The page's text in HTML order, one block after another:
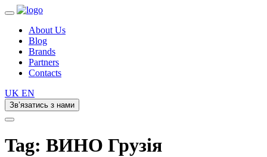
About Us
Blog
Brands
Partners
Contacts
UK EN
Зв’язатись з нами
Tag: ВИНО Грузія